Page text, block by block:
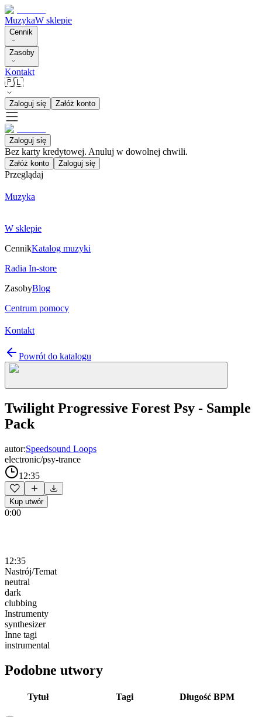
MuzykaW sklepie
Cennik
Zasoby
Kontakt
🇵🇱
Zaloguj się Załóż konto
Zaloguj się
Bez karty kredytowej. Anuluj w dowolnej chwili.
Załóż konto Zaloguj się
Przeglądaj
Muzyka
W sklepie
CennikKatalog muzyki
Radia In-store
ZasobyBlog
Centrum pomocy
Kontakt
Powrót do katalogu
Twilight Progressive Forest Psy - Sample
Pack
autor:Speedsound Loops
electronic/psy-trance
12:35
Kup utwór
0:00
12:35
Nastrój/Temat
neutral
dark
clubbing
Instrumenty
synthesizer
Inne tagi
instrumental
Podobne utwory
Tytuł Tagi Długość BPM